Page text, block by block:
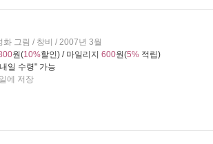
화 그림 / 창비 / 2007년 3월
원(10%할인) / 마일리지 600원(5% 적립)
내일 수령" 가능
에 저장